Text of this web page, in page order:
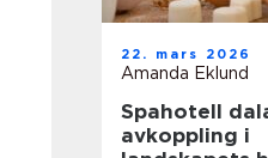
22. mars 2026
Amanda Eklund
Spahotell
avkoppling i